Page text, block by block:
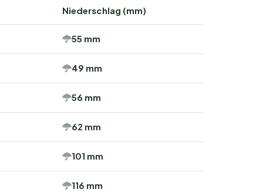
Niederschlag (mm)
55 mm
49 mm
56 mm
62 mm
101 mm
116 mm